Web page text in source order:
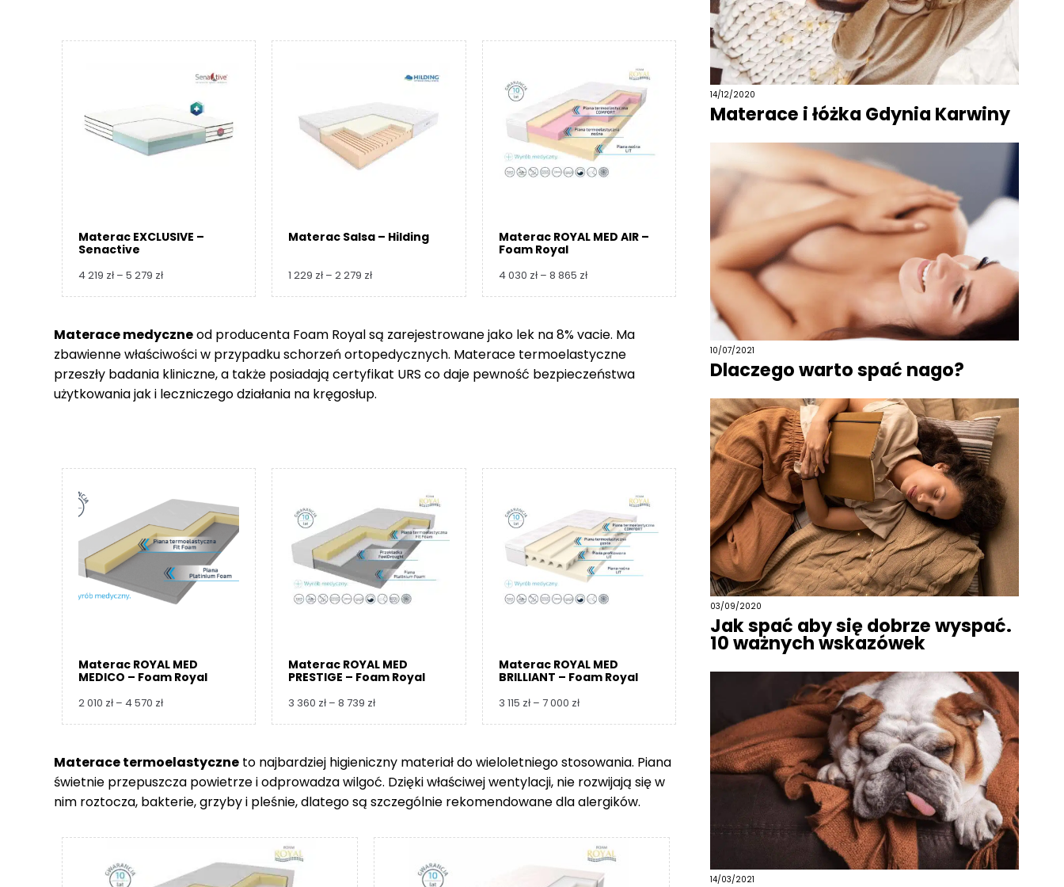
Materac EXCLUSIVE –
Senactive
4 219 zł – 5 279 złZakres
219 zł
do
5
279 zł
Materac Salsa – Hilding
1 229 zł – 2 279 złZakres
229 zł
do
2
Materac ROYAL MED AIR –
Foam Royal
4 030 zł – 8 865 złZakres
030 zł
do
8
Materace medyczneod producenta Foam Royal są zarejestrowane jako lek na 8% vacie. Ma
zbawienne właściwości w przypadku schorzeń ortopedycznych. Materace termoelastyczne
przeszły badania kliniczne, a także posiadają certyfikat URS co daje pewność bezpieczeństwa
użytkowania jak i leczniczego działania na kręgosłup.
Materac ROYAL MED
MEDICO – Foam Royal
2 010 zł – 4 570 złZakres
010 zł
do
4
Materac ROYAL MED
PRESTIGE – Foam Royal
3 360 zł – 8 739 złZakres
360 zł
do
8
Materac ROYAL MED
BRILLIANT – Foam Royal
3 115 zł – 7 000 złZakres
115 zł
do
7
000 zł
Materace termoelastyczneto najbardziej higieniczny materiał do wieloletniego stosowania. Piana
świetnie przepuszcza powietrze i odprowadza wilgoć. Dzięki właściwej wentylacji, nie rozwijają się w
nim roztocza, bakterie, grzyby i pleśnie, dlatego są szczególnie rekomendowane dla alergików.
14/12/2020
Materace i łóżka Gdynia Karwiny
10/07/2021
Dlaczego warto spać nago?
03/09/2020
Jak spać aby się dobrze wyspać.
10 ważnych wskazówek
14/03/2021